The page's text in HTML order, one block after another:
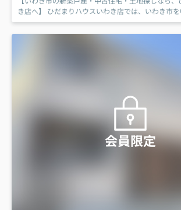
き店へ】 ひだまりハウスいわき店では、いわき市
会員限定